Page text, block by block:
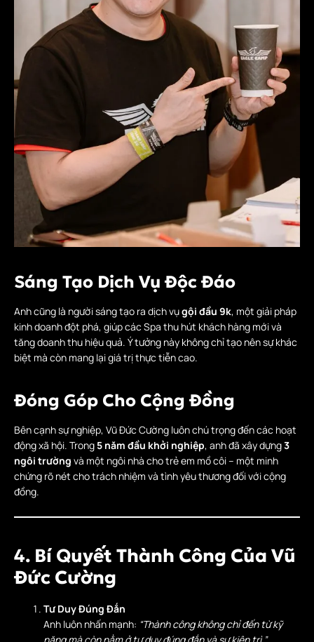
Sáng Tạo Dịch Vụ Độc Đáo
Anh cũng là người sáng tạo ra dịch vụgội đầu 9k, một giải pháp
kinh doanh đột phá, giúp các Spa thu hút khách hàng mới và
tăng doanh thu hiệu quả. Ý tưởng này không chỉ tạo nên sự khác
biệt mà còn mang lại giá trị thực tiễn cao.
Đóng Góp Cho Cộng Đồng
Bên cạnh sự nghiệp, Vũ Đức Cường luôn chú trọng đến các hoạt
động xã hội. Trong 5 năm đầu khởi nghiệp, anh đã xây dựng3
ngôi trường và một ngôi nhà cho trẻ em mồ côi – một minh
chứng rõ nét cho trách nhiệm và tình yêu thương đối với cộng
đồng.
4. Bí Quyết Thành Công Của Vũ
Đức Cường
Tư Duy Đúng Đắn
Anh luôn nhấn mạnh: “Thành công không chỉ đến từ kỹ